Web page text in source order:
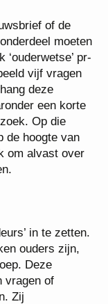
of de
moeten
pr-
vijf vragen
deze
een korte
Op die
de hoogte van
om alvast over
in te zetten.
ouders zijn,
Deze
vragen of
Zij